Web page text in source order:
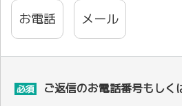
お電話 メール
必須 ご返信のお電話番号もしく